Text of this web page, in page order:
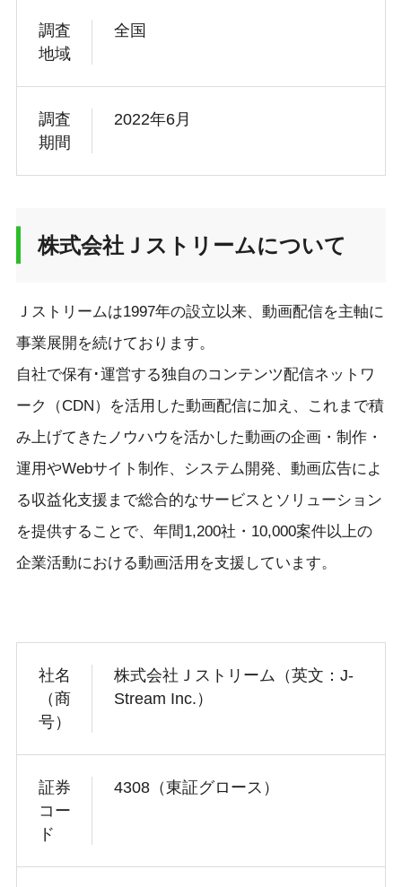
調査
地域
全国
調査
期間
2022年6月
株式会社Ｊストリームについて
Ｊストリームは1997年の設立以来、動画配信を主軸に
事業展開を続けております。
自社で保有･運営する独自のコンテンツ配信ネットワ
ーク（CDN）を活用した動画配信に加え、これまで積
み上げてきたノウハウを活かした動画の企画・制作・
運用やWebサイト制作、システム開発、動画広告によ
る収益化支援まで総合的なサービスとソリューション
を提供することで、年間1,200社・10,000案件以上の
企業活動における動画活用を支援しています。
社名
（商
号）
株式会社Ｊストリーム（英文：J-
Stream Inc.）
証券
コー
ド
4308（東証グロース）